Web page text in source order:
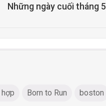
Những ngày cuối tháng 5
Born to Run boston